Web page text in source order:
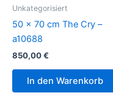
Unkategorisiert
50 x 70 cm The Cry –
a10688
850,00€
In den Warenkorb